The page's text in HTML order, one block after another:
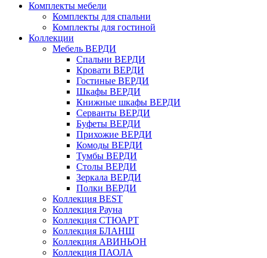
Комплекты мебели
Комплекты для спальни
Комплекты для гостиной
Коллекции
Мебель ВЕРДИ
Спальни ВЕРДИ
Кровати ВЕРДИ
Гостиные ВЕРДИ
Шкафы ВЕРДИ
Книжные шкафы ВЕРДИ
Серванты ВЕРДИ
Буфеты ВЕРДИ
Прихожие ВЕРДИ
Комоды ВЕРДИ
Тумбы ВЕРДИ
Столы ВЕРДИ
Зеркала ВЕРДИ
Полки ВЕРДИ
Коллекция BEST
Коллекция Рауна
Коллекция СТЮАРТ
Коллекция БЛАНШ
Коллекция АВИНЬОН
Коллекция ПАОЛА